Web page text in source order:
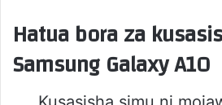
Hatua bora za
Samsung Galaxy A10